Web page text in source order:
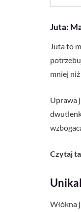
Juta:
Juta to
mniej
Uprawa
Czytaj
Włókna